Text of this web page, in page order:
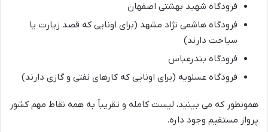
فرودگاه شهید بهشتی اصفهان
فرودگاه هاشمی نژاد مشهد (برای اونایی که قصد زیارت یا
سیاحت دارند)
فرودگاه بندرعباس
فرودگاه عسلویه (برای اونایی که کارهای نفتی و گازی دارند)
همونطور که می بینید، لیست کامله و تقریباً به همه نقاط مهم کشور
پرواز مستقیم وجود داره.